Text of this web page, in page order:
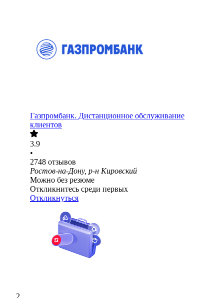
Газпромбанк. Дистанционное обслуживание
клиентов
3.9
•
2748 отзывов
Ростов-на-Дону, р-н Кировский
Можно без резюме
Откликнитесь среди первых
Откликнуться